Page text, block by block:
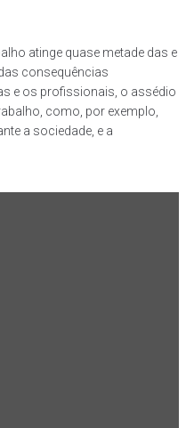
atinge quase metade das e
consequências
e os profissionais, o assédio
como, por exemplo,
a sociedade, e a